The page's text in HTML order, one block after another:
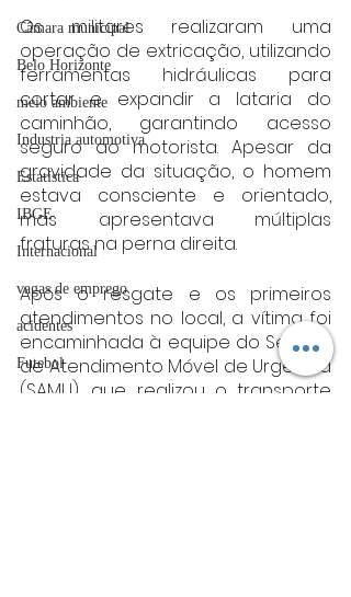
Câmara municipal
Belo Horizonte
meio ambiente
Industria automotiva
Estatística
IBGE
Internacional
vagas de emprego
acidentes
Futebol
Os militares realizaram uma
operação de extricação, utilizando
ferramentas hidráulicas para
cortar e expandir a lataria do
caminhão, garantindo acesso
seguro ao motorista. Apesar da
gravidade da situação, o homem
estava consciente e orientado,
mas apresentava múltiplas
fraturas na perna direita.
Após o resgate e os primeiros
atendimentos no local, a vítima foi
encaminhada à equipe do Serviço
de Atendimento Móvel de Urgência
(SAMU), que realizou o transporte